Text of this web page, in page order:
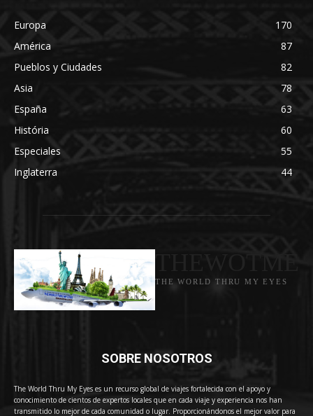
Europa
170
América
87
Pueblos y Ciudades
82
Asia
78
España
63
História
60
Especiales
55
Inglaterra
44
THE WORLD THRU MY EYES
SOBRE NOSOTROS
The World Thru My Eyes es un recurso global de viajes fortalecida con el apoyo y
conocimiento de cientos de expertos locales que en cada viaje y experiencia nos han
transmitido lo mejor de cada comunidad o lugar. Proporcionándonos el mejor valor para